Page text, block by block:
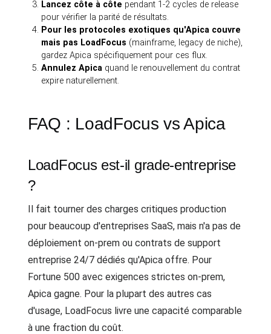
Lancez côte à côte pendant 1-2 cycles de release
pour vérifier la parité de résultats.
Pour les protocoles exotiques qu'Apica couvre
mais pas LoadFocus (mainframe, legacy de niche),
gardez Apica spécifiquement pour ces flux.
Annulez Apica quand le renouvellement du contrat
expire naturellement.
FAQ : LoadFocus vs Apica
LoadFocus est-il grade-entreprise
?
Il fait tourner des charges critiques production
pour beaucoup d'entreprises SaaS, mais n'a pas de
déploiement on-prem ou contrats de support
entreprise 24/7 dédiés qu'Apica offre. Pour
Fortune 500 avec exigences strictes on-prem,
Apica gagne. Pour la plupart des autres cas
d'usage, LoadFocus livre une capacité comparable
à une fraction du coût.